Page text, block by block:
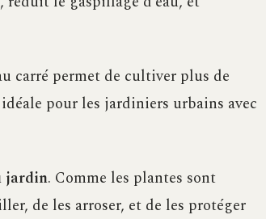
carré permet de cultiver plus de
pour les jardiniers urbains avec
jardin. Comme les plantes sont
de les arroser, et de les protéger